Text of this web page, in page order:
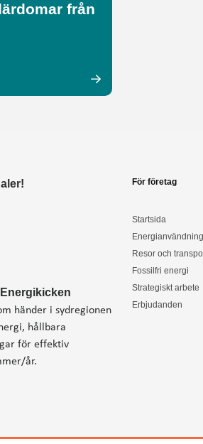
från
händer i sydregionen
hållbara
för effektiv
år.
För företag
Startsida
Energianvändning
Resor och
Fossilfri energi
Strategiskt arbete
Erbjudanden